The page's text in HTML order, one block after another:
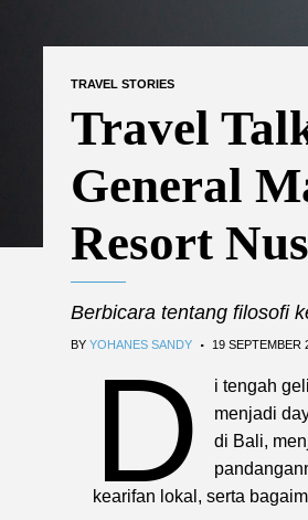
TRAVEL STORIES
Travel
General
Resort
Berbicara tentang filosofi
BY YOHANES SANDY . 19 SEPTEMBER
D i tengah
menjadi
di Bali,
kearifan lokal, serta